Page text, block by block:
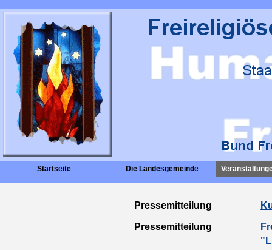
Startseite Die Landesgemeinde
Pressemitteilung
Pressemitteilung